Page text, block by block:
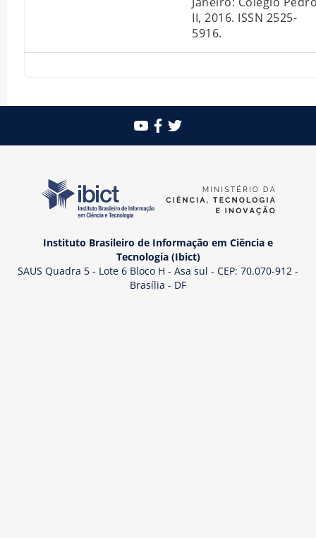
II, 2016. ISSN 2525-
5916.
Instituto Brasileiro de Informação em Ciência e
Tecnologia (Ibict)
SAUS Quadra 5 - Lote 6 Bloco H - Asa sul - CEP: 70.070-912 -
Brasília - DF